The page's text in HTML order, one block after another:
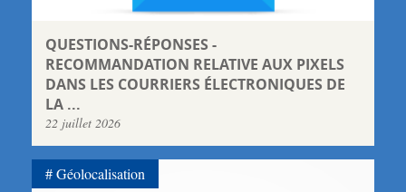
QUESTIONS-RÉPONSES -
RECOMMANDATION RELATIVE AUX PIXELS
DANS LES COURRIERS ÉLECTRONIQUES DE
LA ...
22 juillet 2026
Géolocalisation